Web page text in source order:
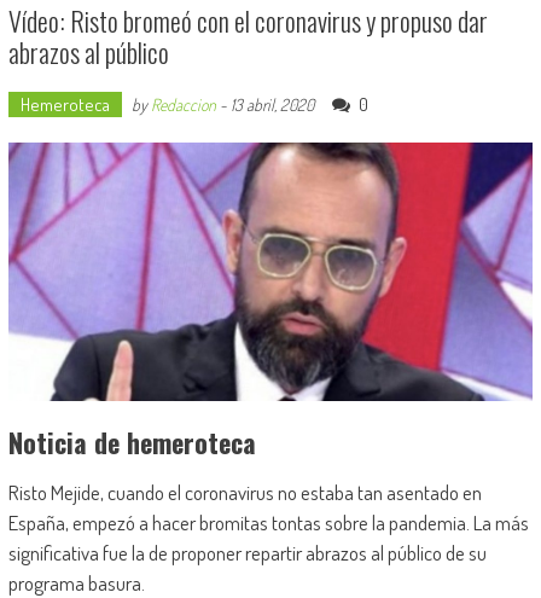
Vídeo: Risto bromeó con el coronavirus y propuso dar
abrazos al público
Hemeroteca byRedaccion- 13 abril, 2020 0
Noticia de hemeroteca
Risto Mejide, cuando el coronavirus no estaba tan asentado en
España, empezó a hacer bromitas tontas sobre la pandemia. La más
significativa fue la de proponer repartir abrazos al público de su
programa basura.